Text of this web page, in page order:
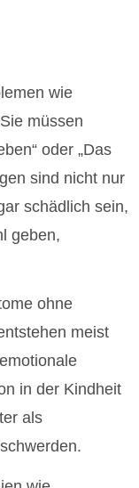
wie
müssen
oder „Das
sind nicht nur
schädlich sein,
geben,
ohne
meist
in der Kindheit
als